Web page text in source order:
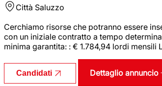
Città Saluzzo
Cerchiamo risorse che potranno essere
con un iniziale contratto a tempo
minima garantita: : € 1.784,94 lordi
Candidati Dettaglio annuncio